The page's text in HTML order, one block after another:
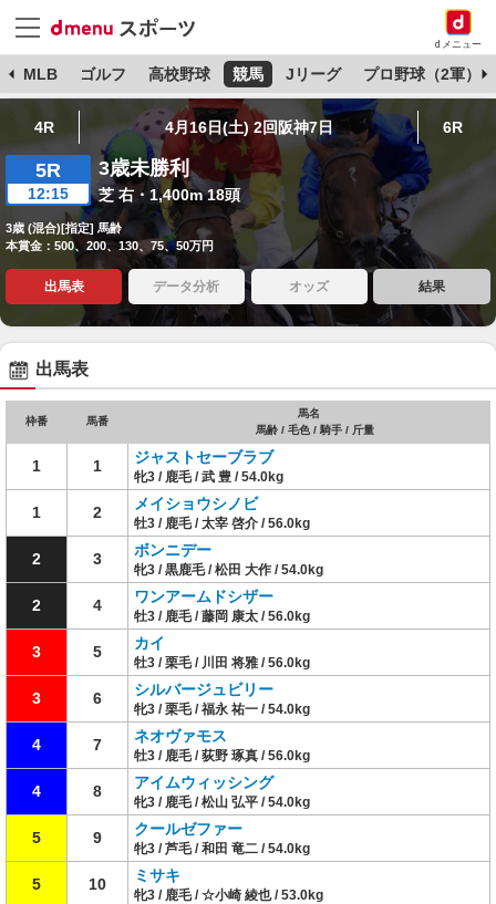
dメニュー
MLB ゴルフ 高校野球 競馬 Jリーグ プロ野球（2軍）
4R 4月16日(土) 2回阪神7日 6R
5R
12:15
3歳未勝利
芝 右・1,400m 18頭
3歳 (混合)[指定] 馬齢
本賞金：500、200、130、75、50万円
出馬表 データ分析 オッズ 結果
出馬表
枠番 馬番
馬名
馬齢 / 毛色 / 騎手 / 斤量
1 1 ジャストセーブラブ
牝3 / 鹿毛 / 武 豊 / 54.0kg
1 2 メイショウシノビ
牡3 / 鹿毛 / 太宰 啓介 / 56.0kg
2 3 ボンニデー
牝3 / 黒鹿毛 / 松田 大作 / 54.0kg
2 4 ワンアームドシザー
牡3 / 鹿毛 / 藤岡 康太 / 56.0kg
3 5 カイ
牡3 / 栗毛 / 川田 将雅 / 56.0kg
3 6 シルバージュビリー
牝3 / 栗毛 / 福永 祐一 / 54.0kg
4 7 ネオヴァモス
牡3 / 鹿毛 / 荻野 琢真 / 56.0kg
4 8 アイムウィッシング
牝3 / 鹿毛 / 松山 弘平 / 54.0kg
5 9 クールゼファー
牝3 / 芦毛 / 和田 竜二 / 54.0kg
5 10 ミサキ
牝3 / 鹿毛 / ☆小崎 綾也 / 53.0kg